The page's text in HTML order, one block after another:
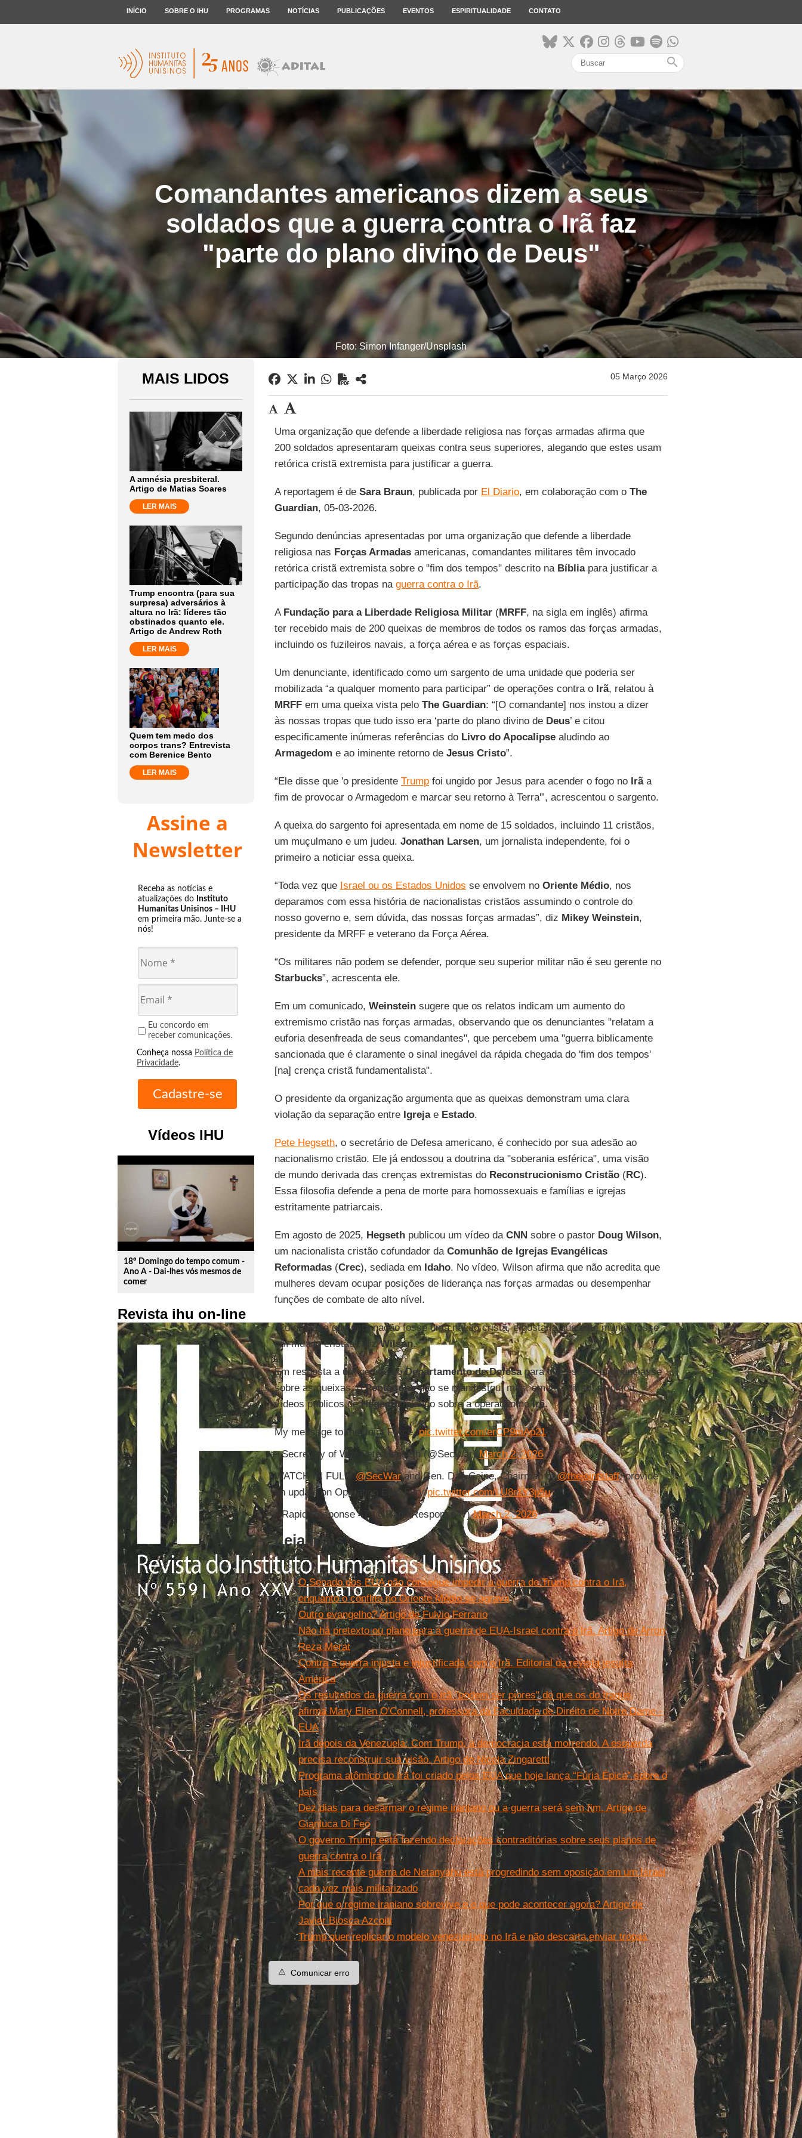
INÍCIO SOBRE O IHU PROGRAMAS NOTÍCIAS PUBLICAÇÕES EVENTOS ESPIRITUALIDADE CONTATO
search
Comandantes americanos dizem a seus
soldados que a guerra contra o Irã faz
"parte do plano divino de Deus"
Foto: Simon Infanger/Unsplash
MAIS LIDOS
A amnésia presbiteral.
Artigo de Matias Soares
LER MAIS
Trump encontra (para sua
surpresa) adversários à
altura no Irã: líderes tão
obstinados quanto ele.
Artigo de Andrew Roth
LER MAIS
Quem tem medo dos
corpos trans? Entrevista
com Berenice Bento
LER MAIS
Assine a
Newsletter
Receba as notícias e
atualizações do Instituto
Humanitas Unisinos – IHU
em primeira mão. Junte-se a
nós!
Eu concordo em
receber comunicações.
Conheça nossa Política de
Privacidade.
Vídeos IHU
play_circle_outline
18º Domingo do tempo comum -
Ano A - Dai-lhes vós mesmos de
comer
Revista ihu on-line
05 Março 2026
Uma organização que defende a liberdade religiosa nas forças armadas afirma que
200 soldados apresentaram queixas contra seus superiores, alegando que estes usam
retórica cristã extremista para justificar a guerra.
A reportagem é de Sara Braun, publicada por El Diario, em colaboração com o The
Guardian, 05-03-2026.
Segundo denúncias apresentadas por uma organização que defende a liberdade
religiosa nas Forças Armadas americanas, comandantes militares têm invocado
retórica cristã extremista sobre o "fim dos tempos" descrito na Bíbliapara justificar a
participação das tropas na guerra contra o Irã.
A Fundação para a Liberdade Religiosa Militar(MRFF, na sigla em inglês) afirma
ter recebido mais de 200 queixas de membros de todos os ramos das forças armadas,
incluindo os fuzileiros navais, a força aérea e as forças espaciais.
Um denunciante, identificado como um sargento de uma unidade que poderia ser
mobilizada “a qualquer momento para participar” de operações contra o Irã, relatou à
MRFFem uma queixa vista pelo The Guardian: “[O comandante] nos instou a dizer
às nossas tropas que tudo isso era ‘parte do plano divino de Deus’ e citou
especificamente inúmeras referências do Livro do Apocalipsealudindo ao
Armagedom e ao iminente retorno de Jesus Cristo”.
“Ele disse que 'o presidente Trumpfoi ungido por Jesus para acender o fogo no Irãa
fim de provocar o Armagedom e marcar seu retorno à Terra'”, acrescentou o sargento.
A queixa do sargento foi apresentada em nome de 15 soldados, incluindo 11 cristãos,
um muçulmano e um judeu. Jonathan Larsen, um jornalista independente, foi o
primeiro a noticiar essa queixa.
“Toda vez que Israel ou os Estados Unidos se envolvem no Oriente Médio, nos
deparamos com essa história de nacionalistas cristãos assumindo o controle do
nosso governo e, sem dúvida, das nossas forças armadas”, diz Mikey Weinstein,
presidente da MRFF e veterano da Força Aérea.
“Os militares não podem se defender, porque seu superior militar não é seu gerente no
Starbucks”, acrescenta ele.
Em um comunicado, Weinsteinsugere que os relatos indicam um aumento do
extremismo cristão nas forças armadas, observando que os denunciantes "relatam a
euforia desenfreada de seus comandantes", que percebem uma "guerra biblicamente
sancionada que é claramente o sinal inegável da rápida chegada do 'fim dos tempos'
[na] crença cristã fundamentalista".
O presidente da organização argumenta que as queixas demonstram uma clara
violação da separação entre Igrejae Estado.
Pete Hegseth, o secretário de Defesa americano, é conhecido por sua adesão ao
nacionalismo cristão. Ele já endossou a doutrina da "soberania esférica", uma visão
de mundo derivada das crenças extremistas do Reconstrucionismo Cristão(RC).
Essa filosofia defende a pena de morte para homossexuais e famílias e igrejas
estritamente patriarcais.
Em agosto de 2025, Hegsethpublicou um vídeo da CNNsobre o pastor Doug Wilson,
um nacionalista cristão cofundador da Comunhão de Igrejas Evangélicas
Reformadas(Crec), sediada em Idaho. No vídeo, Wilson afirma que não acredita que
mulheres devam ocupar posições de liderança nas forças armadas ou desempenhar
funções de combate de alto nível.
"Eu gostaria que esta nação fosse uma nação cristã, e gostaria que este mundo fosse
um mundo cristão", dizWilson.
Em resposta a um pedido doDepartamento de Defesapara que este se pronunciasse
sobre as queixas, oPentágononão se manifestou, mas, em vez disso, divulgou
vídeos públicos deHegsethfalando sobre a operação noIrã.
My message to the Joint Force.pic.twitter.com/erCP9mAp21
— Secretary of War Pete Hegseth (@SecWar)March 2, 2026
WATCH IN FULL: @SecWarand Gen. Dan Caine, Chairman of@thejointstaff, provide
an update on Operation Epic Furypic.twitter.com/LU8r1Y3p5u
— Rapid Response 47 (@RapidResponse47)March 2, 2026
Leia mais
O Senado dos EUA não consegue impedir a guerra de Trump contra o Irã,
enquanto o conflito no Oriente Médio se agrava
Outro evangelho? Artigo de Fulvio Ferrario
Não há pretexto ou plano para a guerra de EUA-Israel contra o Irã. Artigo de Arron
Reza Merat
Contra a guerra injusta e injustificada com o Irã. Editorial da revista jesuíta
America
Os resultados da guerra com o Irã "podem ser piores" do que os do Iraque,
afirma Mary Ellen O'Connell, professora da Faculdade de Direito de Notre Dame -
EUA
Irã depois da Venezuela: Com Trump, a democracia está morrendo. A esquerda
precisa reconstruir sua visão. Artigo de Nicola Zingaretti
Programa atômico do Irã foi criado pelos EUA que hoje lança “Fúria Épica” sobre o
país
Dez dias para desarmar o regime iraniano ou a guerra será sem fim. Artigo de
Gianluca Di Feo
O governo Trump está fazendo declarações contraditórias sobre seus planos de
guerra contra o Irã
A mais recente guerra de Netanyahu está progredindo sem oposição em um Israel
cada vez mais militarizado
Por que o regime iraniano sobrevive e o que pode acontecer agora? Artigo de
Javier Biosca Azcoiti
Trump quer replicar o modelo venezuelano no Irã e não descarta enviar tropas
⚠️ Comunicar erro